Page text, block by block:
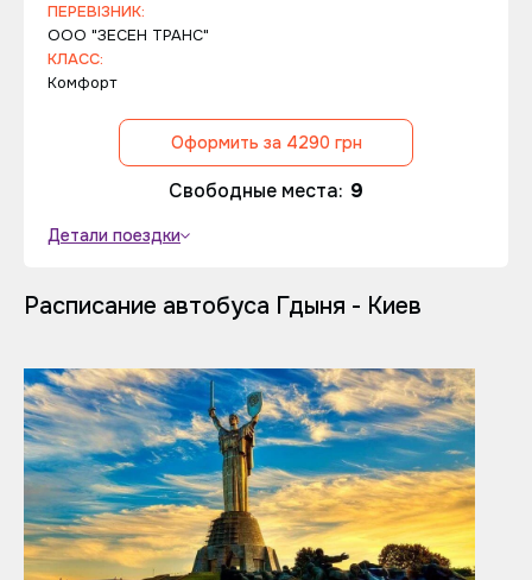
ПЕРЕВІЗНИК:
ООО "ЗЕСЕН ТРАНС"
КЛАСС:
Комфорт
Оформить за 4290 грн
Свободные места: 9
Детали поездки
Расписание автобуса Гдыня - Киев